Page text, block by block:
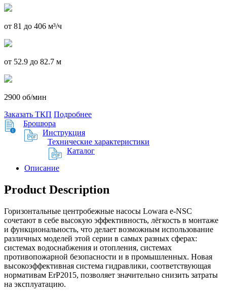
от 81 до 406 м³/ч
от 52.9 до 82.7 м
2900 об/мин
Заказать ТКП Подробнее
Брошюра
Инструкция
Технические характеристики
Каталог
Описание
Product Description
Горизонтальные центробежные насосы Lowara e-NSC
сочетают в себе высокую эффективность, лёгкость в монтаже
и функциональность, что делает возможным использование
различных моделей этой серии в самых разных сферах:
системах водоснабжения и отопления, системах
противопожарной безопасности и в промышленных. Новая
высокоэффективная система гидравлики, соответствующая
нормативам ErP2015, позволяет значительно снизить затраты
на эксплуатацию.